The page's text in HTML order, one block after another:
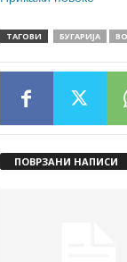
ТАГОВИ БУГАРИЈА
ПОВРЗАНИ НАПИСИ